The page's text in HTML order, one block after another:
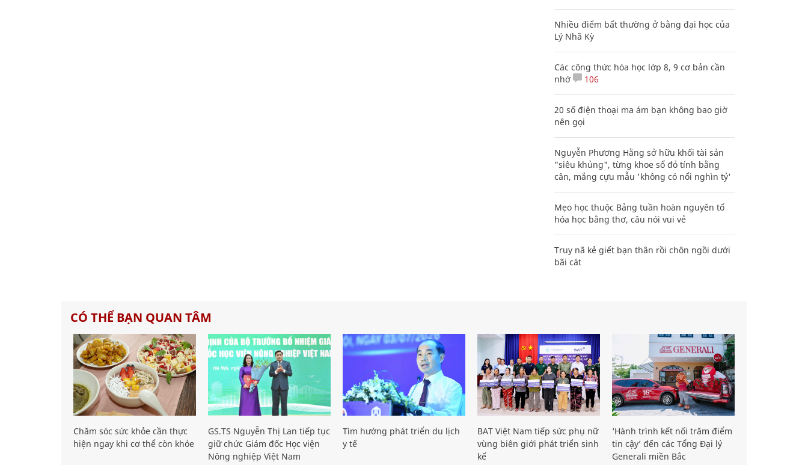
Nhiều điểm bất thường ở bằng đại học của
Lý Nhã Kỳ
Các công thức hóa học lớp 8, 9 cơ bản cần
nhớ
106
20 số điện thoại ma ám bạn không bao giờ
nên gọi
Nguyễn Phương Hằng sở hữu khối tài sản
"siêu khủng", từng khoe sổ đỏ tính bằng
cân, mắng cựu mẫu 'không có nổi nghìn tỷ'
Mẹo học thuộc Bảng tuần hoàn nguyên tố
hóa học bằng thơ, câu nói vui vẻ
Truy nã kẻ giết bạn thân rồi chôn ngồi dưới
bãi cát
CÓ THỂ BẠN QUAN TÂM
Chăm sóc sức khỏe cần thực
hiện ngay khi cơ thể còn khỏe
GS.TS Nguyễn Thị Lan tiếp tục
giữ chức Giám đốc Học viện
Nông nghiệp Việt Nam
Tìm hướng phát triển du lịch
y tế
BAT Việt Nam tiếp sức phụ nữ
vùng biên giới phát triển sinh
kế
‘Hành trình kết nối trăm điểm
tin cậy’ đến các Tổng Đại lý
Generali miền Bắc